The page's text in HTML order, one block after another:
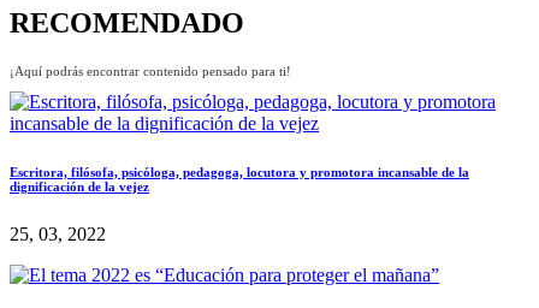
RECOMENDADO
¡Aquí podrás encontrar contenido pensado para ti!
Escritora, filósofa, psicóloga, pedagoga, locutora y promotora incansable de la
dignificación de la vejez
25, 03, 2022